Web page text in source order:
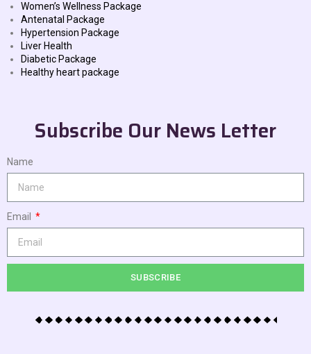
Women’s Wellness Package
Antenatal Package
Hypertension Package
Liver Health
Diabetic Package
Healthy heart package
Subscribe Our News Letter
Name
Email
SUBSCRIBE